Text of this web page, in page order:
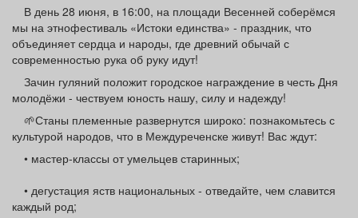
Афиша Обучение Проекты
Товары Поздравления Погода
ТВ программа Я - пенсионер
В день 28 июня, в 16:00, на площади Весенней соберёмся
мы на этнофестиваль «Истоки единства» - праздник, что
объединяет сердца и народы, где древний обычай с
современностью рука об руку идут!
Зачин гуляний положит городское награждение в честь Дня
молодёжи - чествуем юность нашу, силу и надежду!
🌱Станы племенные развернутся широко: познакомьтесь с
культурой народов, что в Междуреченске живут! Вас ждут:
• мастер‑классы от умельцев старинных;
• дегустация яств национальных - отведайте, чем славится
каждый род;